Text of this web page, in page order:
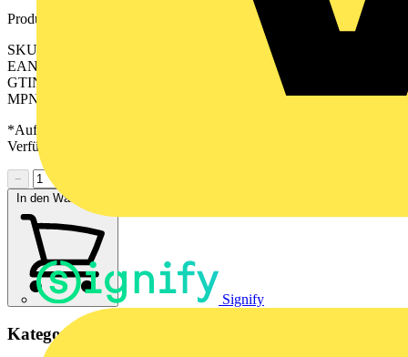
Signify
Produktkennzeichen
SKU: 2643990000
EAN: 04050118642988
GTIN: 04050118642988
MPN: CPS 5.00/21/90 SN GN BX
*Auf Anfrage verfügbar - bitte in den Warenkorb legen, um
Verfügbarkeit zu prüfen
−
In den Warenkorb
Kategorien